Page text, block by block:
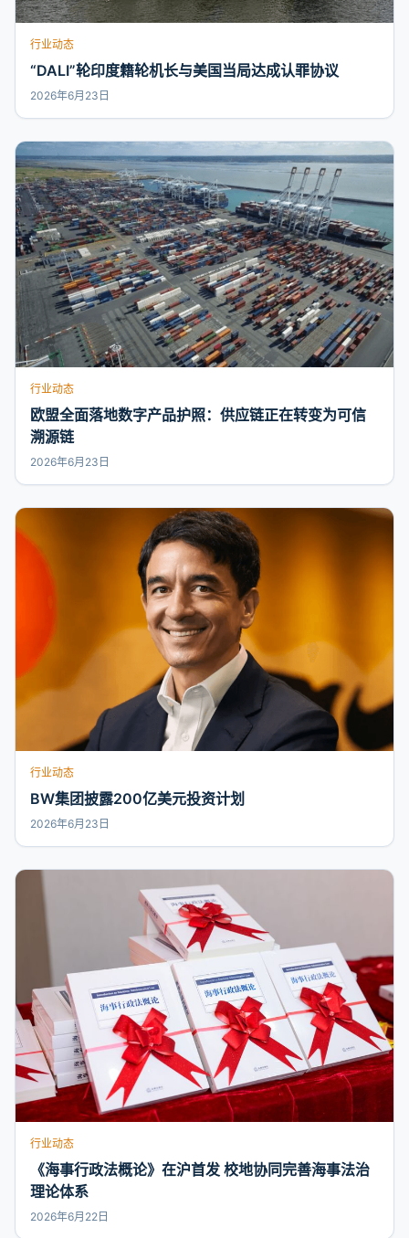
行业动态
“DALI”轮印度籍轮机长与美国当局达成认罪协议
2026年6月23日
行业动态
欧盟全面落地数字产品护照：供应链正在转变为可信
溯源链
2026年6月23日
行业动态
BW集团披露200亿美元投资计划
2026年6月23日
行业动态
《海事行政法概论》在沪首发 校地协同完善海事法治
理论体系
2026年6月22日